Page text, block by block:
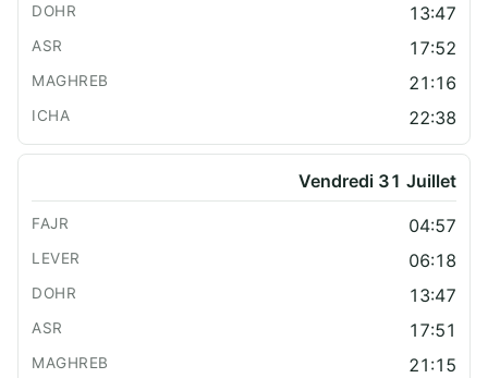
13:47
17:52
21:16
22:38
Vendredi 31 Juillet
04:57
06:18
13:47
17:51
21:15